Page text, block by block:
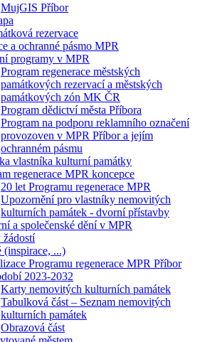
MujGIS Příbor
rezervace
a ochranné pásmo MPR
programy v MPR
Program regenerace městských
památkových rezervací a městských
památkových zón MK ČR
Program dědictví města Příbora
Program na podporu reklamního označení
provozoven v MPR Příbor a jejím
ochranném pásmu
vlastníka kulturní památky
regenerace MPR koncepce
20 let Programu regenerace MPR
Upozornění pro vlastníky nemovitých
kulturních památek - dvorní přístavby
a společenské dění v MPR
(inspirace, ...)
Programu regenerace MPR Příbor
2023-2032
Karty nemovitých kulturních památek
Tabulková část – Seznam nemovitých
kulturních památek
Obrazová část